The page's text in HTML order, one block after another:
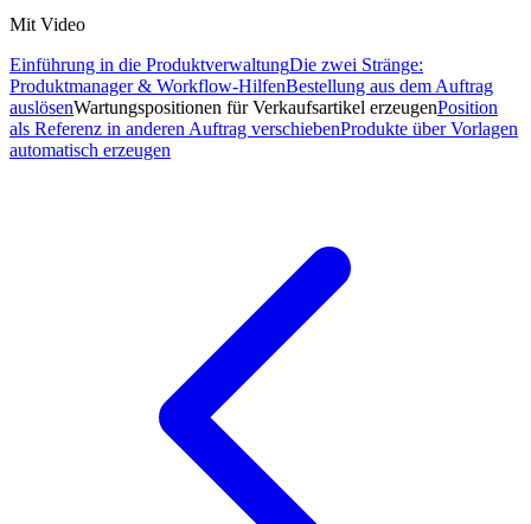
Mit Video
Einführung in die ProduktverwaltungDie zwei Stränge:
Produktmanager & Workflow-HilfenBestellung aus dem Auftrag
auslösenWartungspositionen für Verkaufsartikel erzeugenPosition
als Referenz in anderen Auftrag verschiebenProdukte über Vorlagen
automatisch erzeugen